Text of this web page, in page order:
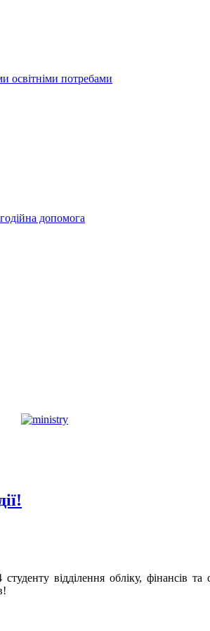
освітніми потребами
допомога
студенту відділення обліку,